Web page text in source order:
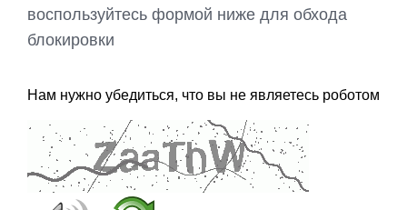
воспользуйтесь формой ниже для обхода
блокировки
Нам нужно убедиться, что вы не являетесь роботом